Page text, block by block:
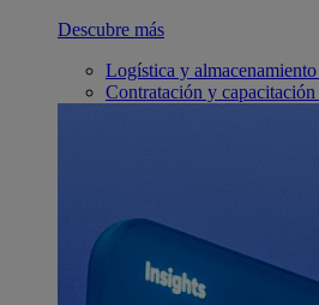
Descubre más
Logística y almacenamiento
Contratación y capacitación